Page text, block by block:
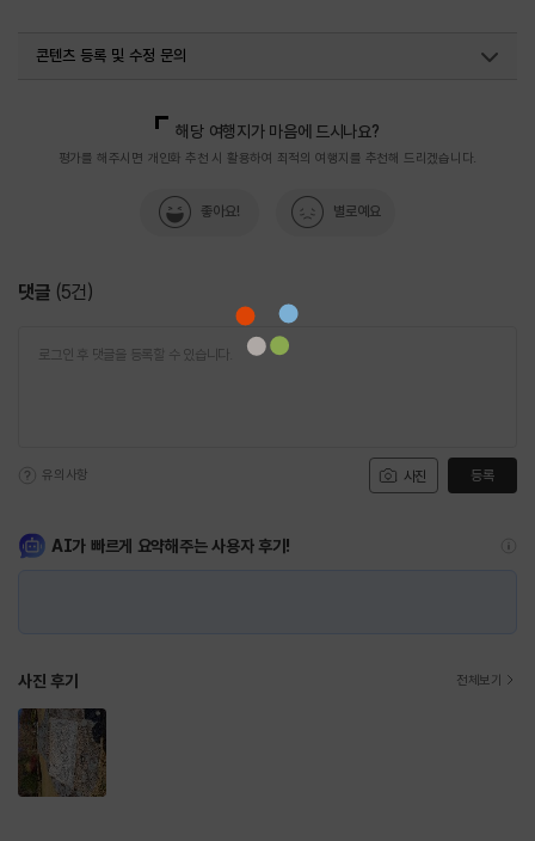
#파주이이유적
콘텐츠 등록 및 수정 문의
해당 여행지가 마음에 드시나요?
평가를 해주시면 개인화 추천 시 활용하여 최적의 여행지를 추천해 드리겠습니다.
좋아요! 별로예요
댓글 (5건)
사진
유의사항 등록
AI가 빠르게 요약해주는 사용자 후기!
사진 후기 전체보기